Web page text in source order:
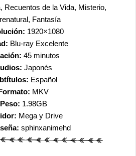
Recuentos de la Vida, Misterio,
Fantasía
1920×1080
Blu-ray Excelente
45 minutos
Japonés
Español
MKV
Peso: 1.98GB
Mega y Drive
sphinxanimehd